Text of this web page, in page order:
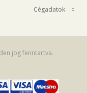
Cégadatok
jog fenntartva.